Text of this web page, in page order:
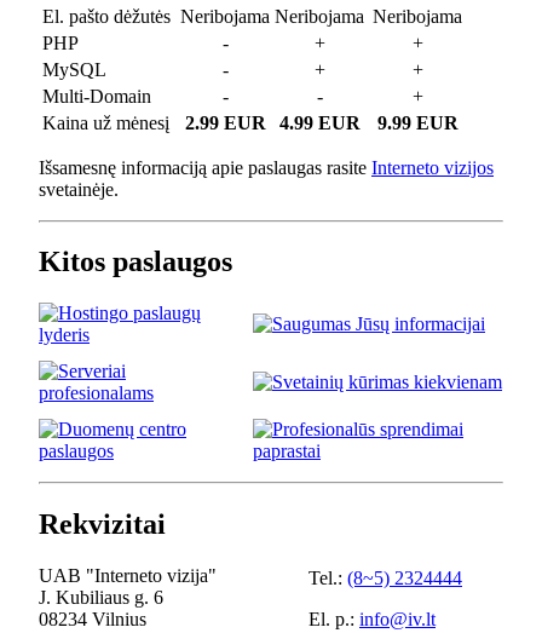
El. pašto dėžutės Neribojama Neribojama Neribojama
PHP
- +
+
MySQL
- +
+
Multi-Domain
- -
+
Kaina už mėnesį
2.99 EUR 4.99 EUR 9.99 EUR
Išsamesnę informaciją apie paslaugas rasite Interneto vizijos
svetainėje.
Kitos paslaugos
Rekvizitai
UAB "Interneto vizija"
J. Kubiliaus g. 6
08234 Vilnius
Tel.: (8~5) 2324444
El. p.: info@iv.lt